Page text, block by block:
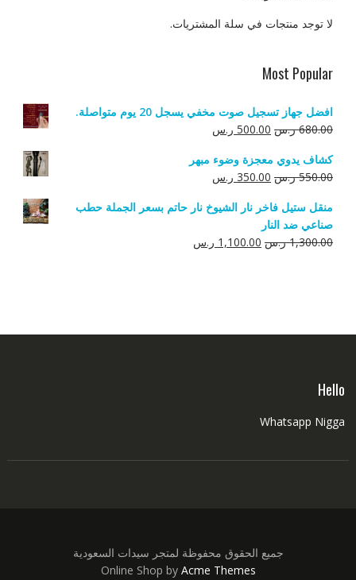
لا توجد منتجات في سلة المشتريات.
Most Popular
افضل جهاز تسجيل صوت مخفي يسجل 20 يوم متواصلة.
680.00 ر.س السعر
هو:
680.00 ر.س.
500.00 ر.سالسعر
هو:
500.00 ر.س.
كشاف يدوي معجزة وضوء مبهر
550.00 ر.س السعر
هو:
550.00 ر.س.
350.00 ر.سالسعر
هو:
منقل ستيل فاخر نار الشيوخ نار حاتم بسعر الجملة حطب
صناعي ضد النار
1,300.00 ر.س السعر
1,100.00 ر.سالسعر
Hello
Whatsapp Nigga
جميع الحقوق محفوظة لمتجر سيدات السعودية
Online Shop by Acme Themes